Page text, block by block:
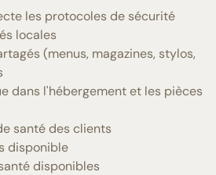
les protocoles de sécurité
locales
(menus, magazines, stylos,
dans l'hébergement et les pièces
santé des clients
disponible
disponibles